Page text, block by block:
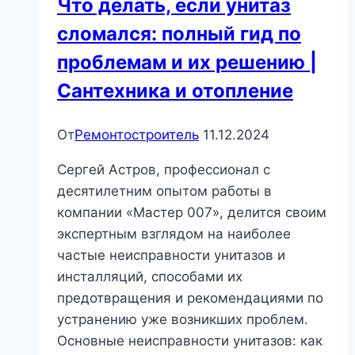
Что делать, если унитаз
сломался: полный гид по
проблемам и их решению |
Сантехника и отопление
ОтРемонтостроитель 11.12.2024
Сергей Астров, профессионал с
десятилетним опытом работы в
компании «Мастер 007», делится своим
экспертным взглядом на наиболее
частые неисправности унитазов и
инсталляций, способами их
предотвращения и рекомендациями по
устранению уже возникших проблем.
Основные неисправности унитазов: как